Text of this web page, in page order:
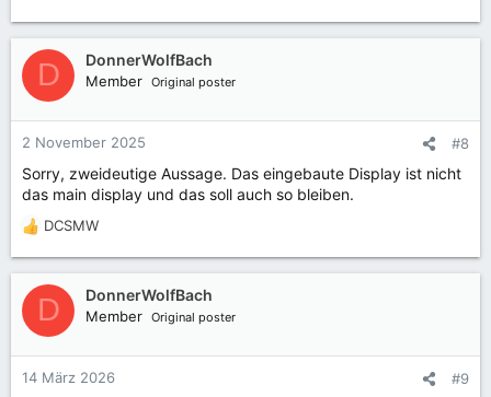
D DonnerWolfBach
Member Original poster
2 November 2025 #8
Sorry, zweideutige Aussage. Das eingebaute Display ist nicht
das main display und das soll auch so bleiben.
R
a
k
t
n
DCSMW
D DonnerWolfBach
Member Original poster
14 März 2026 #9